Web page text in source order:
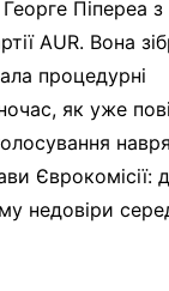
Піпереа
AUR. Вона
процедурні
як уже
Єврокомісії:
недовіри